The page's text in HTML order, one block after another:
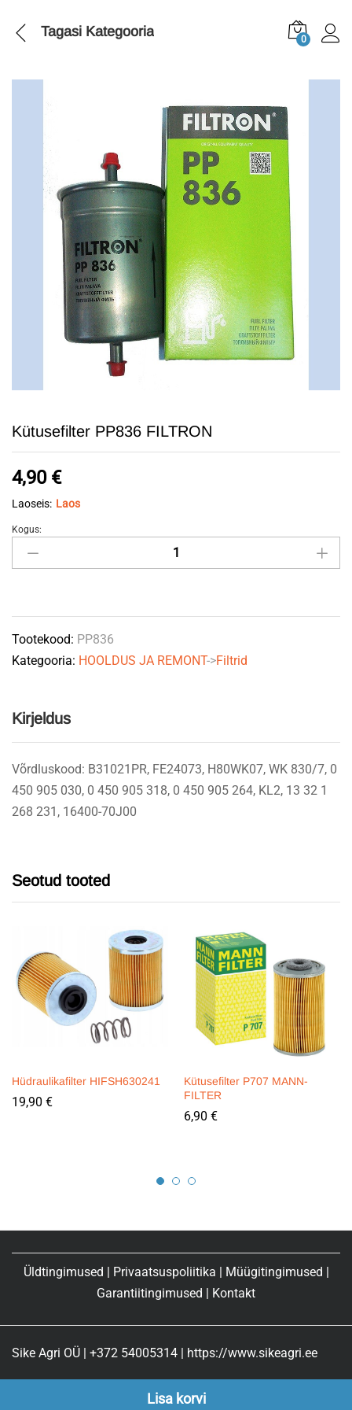
Tagasi Kategooria 0
Kütusefilter PP836 FILTRON
4,90 €
Laoseis: Laos
Kütusefilter
PP836
Kogus:
Lisa korvi
Tootekood: PP836
Kategooria: HOOLDUS JA REMONT->Filtrid
Kirjeldus
Võrdluskood: B31021PR, FE24073, H80WK07, WK 830/7, 0
450 905 030, 0 450 905 318, 0 450 905 264, KL2, 13 32 1
268 231, 16400-70J00
Seotud tooted
Hüdraulikafilter HIFSH630241
19,90 €
Kütusefilter P707 MANN-
FILTER
6,90 €
Üldtingimused | Privaatsuspoliitika | Müügitingimused |
Garantiitingimused | Kontakt
Sike Agri OÜ | +372 54005314 | https://www.sikeagri.ee